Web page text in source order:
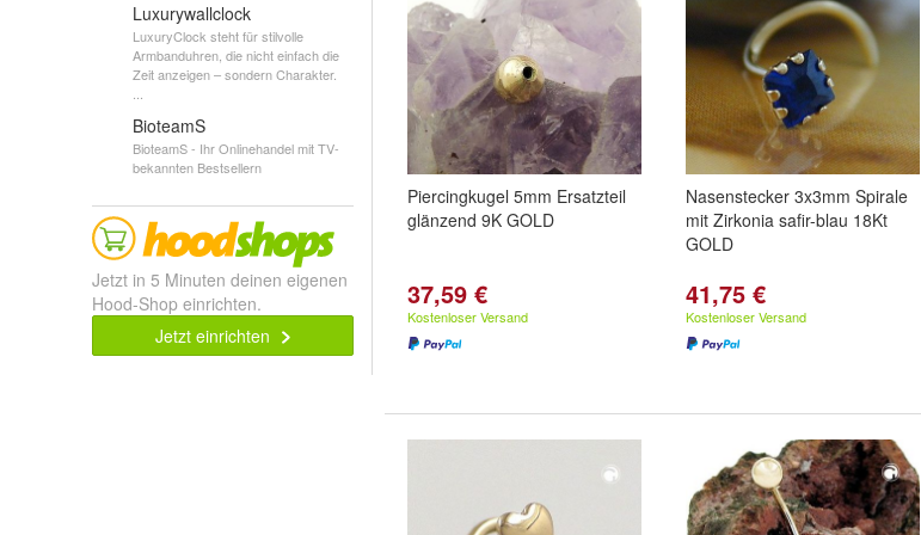
Luxurywallclock
LuxuryClock steht für stilvolle
Armbanduhren, die nicht einfach die
Zeit anzeigen – sondern Charakter.
BioteamS
BioteamS - Ihr Onlinehandel mit TV-
bekannten Bestsellern
Jetzt in 5 Minuten deinen eigenen
Hood-Shop einrichten.
Jetzt einrichten
Piercingkugel 5mm Ersatzteil
glänzend 9K GOLD
37,59 €
Kostenloser Versand
Nasenstecker 3x3mm Spirale
mit Zirkonia safir-blau 18Kt
GOLD
41,75 €
Kostenloser Versand